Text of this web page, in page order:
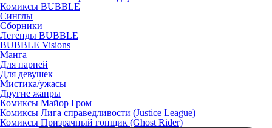
Комиксы BUBBLE
Синглы
Сборники
Легенды BUBBLE
BUBBLE Visions
Манга
Для парней
Для девушек
Мистика/ужасы
Другие жанры
Комиксы Майор Гром
Комиксы Лига справедливости (Justice League)
Комиксы Призрачный гонщик (Ghost Rider)